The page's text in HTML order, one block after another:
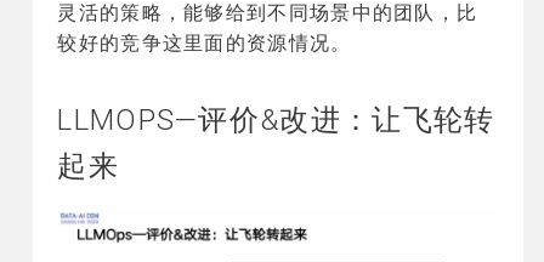
灵活的策略，能够给到不同场景中的团队，比
较好的竞争这里面的资源情况。
LLMOPS—评价&改进：让飞轮转
起来